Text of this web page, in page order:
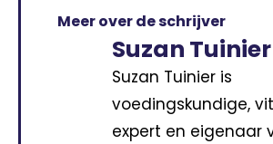
Meer over de schrijver
Suzan Tuinier
Suzan Tuinier is
voedingskundige,
expert en eigenaar